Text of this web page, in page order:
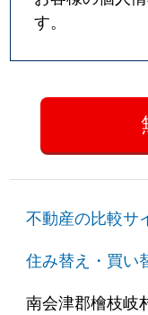
す。
不動産の比較サ
住み替え・買い
南会津郡檜枝岐